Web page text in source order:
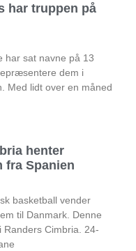
har truppen på
har sat navne på 13
dem i
Med lidt over en måned
henter
fra Spanien
basketball vender
til Danmark. Denne
Randers Cimbria. 24-